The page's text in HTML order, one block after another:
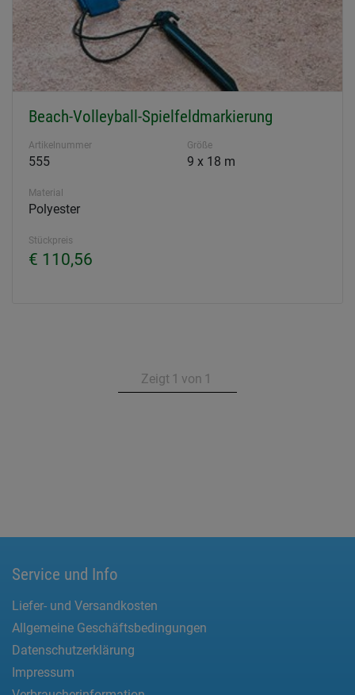
Beach-Volleyball-Spielfeldmarkierung
Artikelnummer
555
Größe
9 x 18 m
Material
Polyester
Stückpreis
€ 110,56
Zeigt 1 von 1
Service und Info
Liefer- und Versandkosten
Allgemeine Geschäftsbedingungen
Datenschutzerklärung
Impressum